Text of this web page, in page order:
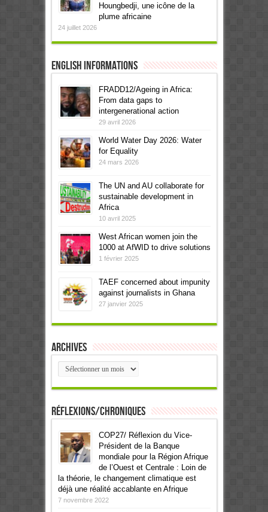
Houngbedji, une icône de la
plume africaine
24 juillet 2026
English informations
FRADD12/Ageing in Africa:
From data gaps to
intergenerational action
29 avril 2026
World Water Day 2026: Water
for Equality
24 mars 2026
The UN and AU collaborate for
sustainable development in
Africa
10 avril 2025
West African women join the
1000 at AfWID to drive solutions
1 février 2025
TAEF concerned about impunity
against journalists in Ghana
27 janvier 2025
Archives
Archives
Réflexions/Chroniques
COP27/ Réflexion du Vice-
Président de la Banque
mondiale pour la Région Afrique
de l’Ouest et Centrale : Loin de
la théorie, le changement climatique est
déjà une réalité accablante en Afrique
7 novembre 2022